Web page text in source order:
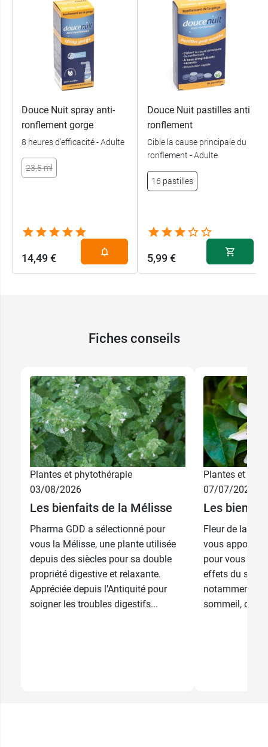
Douce Nuit spray anti-
ronflement gorge
8 heures d'efficacité - Adulte
23,5 ml
14,49 €
Douce Nuit pastilles anti
ronflement
Cible la cause principale du
ronflement - Adulte
16 pastilles
5,99 €
Fiches conseils
Plantes et phytothérapie
03/08/2026
Les bienfaits de la Mélisse
Pharma GDD a sélectionné pour
vous la Mélisse, une plante utilisée
depuis des siècles pour sa double
propriété digestive et relaxante.
Appréciée depuis l’Antiquité pour
soigner les troubles digestifs...
Plantes et
07/07/2026
Les
Fleur de la
vous
pour vous
effets du
notamment en
sommeil, de